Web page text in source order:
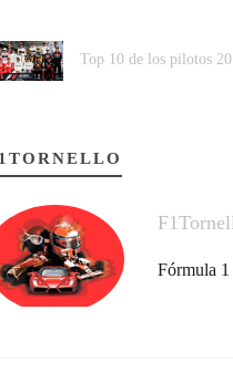
Top 10 de los pilotos
Fórmula